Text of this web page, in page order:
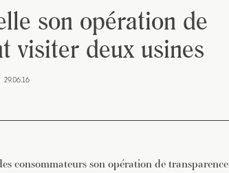
son opération de
visiter deux usines
29.06.16
consommateurs son opération de transparence